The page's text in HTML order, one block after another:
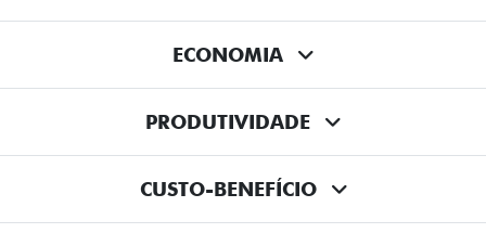
ECONOMIA
PRODUTIVIDADE
CUSTO-BENEFÍCIO